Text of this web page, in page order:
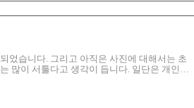
었습니다. 그리고 아직은 사진에 대해서는 초
많이 서툴다고 생각이 듭니다. 일단은 개인적
가 AA 크기의 건전지가 들어 있는데. 해당 건
성품은 사용자 설명서, 제품인 하이엔드 카메